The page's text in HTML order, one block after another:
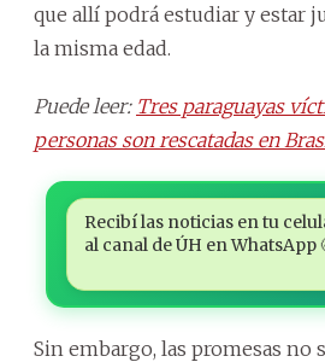
que allí podrá estudiar y estar
la misma edad.
Puede leer: Tres paraguayas
personas son rescatadas en
Recibí las noticias en tu
al canal de ÚH en WhatsApp
Sin embargo, las promesas no